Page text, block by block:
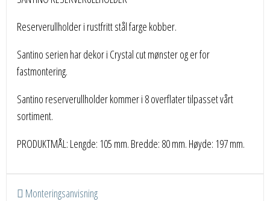
Reserverullholder i rustfritt stål farge kobber.
Santino serien har dekor i Crystal cut mønster og er for
fastmontering.
Santino reserverullholder kommer i 8 overflater tilpasset vårt
sortiment.
PRODUKTMÅL: Lengde: 105 mm. Bredde: 80 mm. Høyde: 197 mm.
Monteringsanvisning